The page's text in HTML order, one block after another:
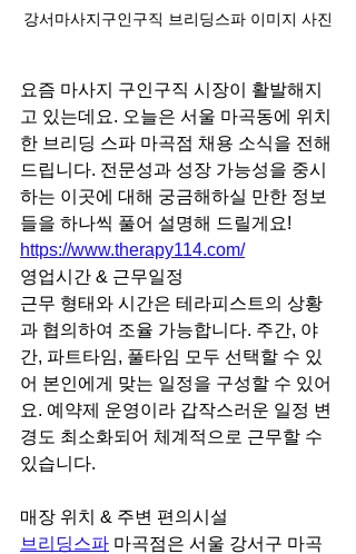
강서마사지구인구직 브리딩스파 이미지 사진
요즘 마사지 구인구직 시장이 활발해지
고 있는데요. 오늘은 서울 마곡동에 위치
한 브리딩 스파 마곡점 채용 소식을 전해
드립니다. 전문성과 성장 가능성을 중시
하는 이곳에 대해 궁금해하실 만한 정보
들을 하나씩 풀어 설명해 드릴게요!
https://www.therapy114.com/
영업시간 & 근무일정
근무 형태와 시간은 테라피스트의 상황
과 협의하여 조율 가능합니다. 주간, 야
간, 파트타임, 풀타임 모두 선택할 수 있
어 본인에게 맞는 일정을 구성할 수 있어
요. 예약제 운영이라 갑작스러운 일정 변
경도 최소화되어 체계적으로 근무할 수
있습니다.
매장 위치 & 주변 편의시설
브리딩스파 마곡점은 서울 강서구 마곡